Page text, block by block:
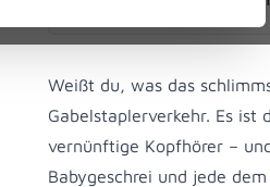
Weißt du, was das
Gabelstaplerverkehr. Es ist
vernünftige Kopfhörer –
Babygeschrei und jede